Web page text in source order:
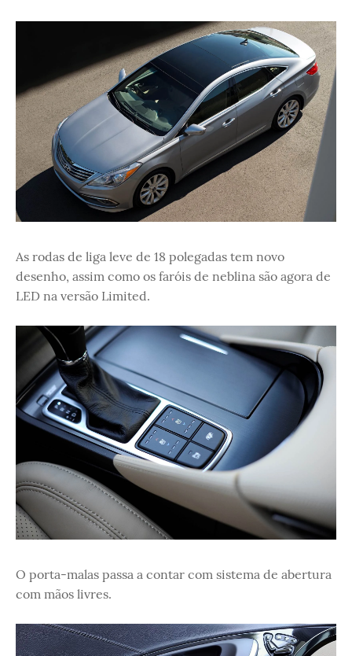
As rodas de liga leve de 18 polegadas tem novo
desenho, assim como os faróis de neblina são agora de
LED na versão Limited.
O porta-malas passa a contar com sistema de abertura
com mãos livres.